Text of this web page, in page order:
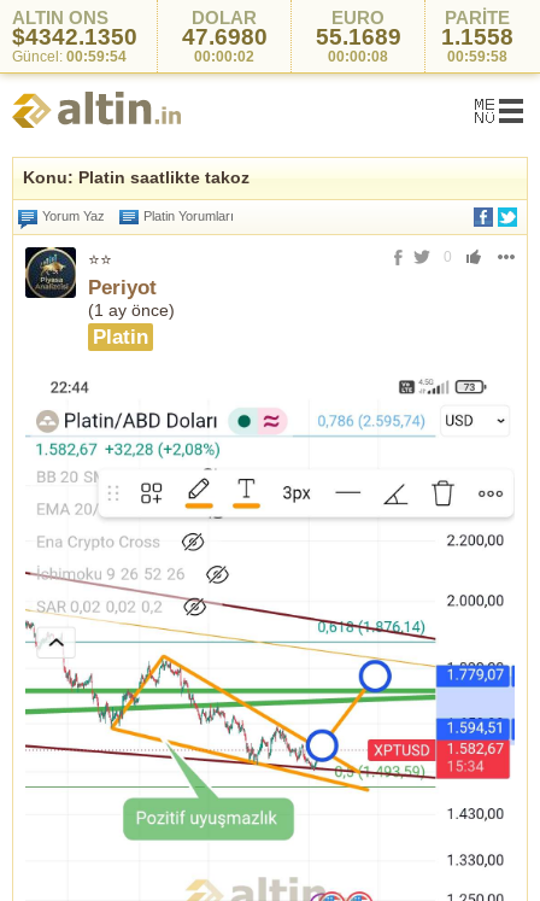
ALTIN ONS
$4342.1350
Güncel: 00:59:54
DOLAR
47.6980
00:00:02
EURO
55.1689
00:00:08
PARİTE
1.1558
00:59:58
Konu: Platin saatlikte takoz
Yorum Yaz Platin Yorumları
⭐⭐
Periyot
(1 ay önce)
Platin
0